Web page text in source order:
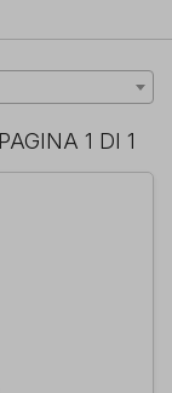
PAGINA 1 DI 1